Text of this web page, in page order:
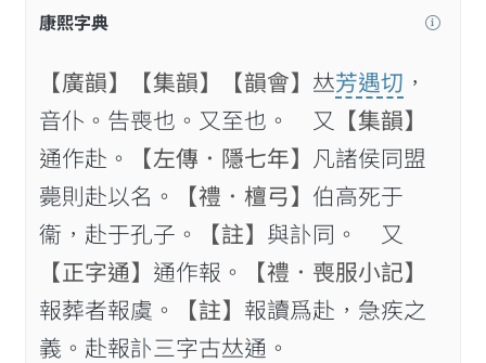
康熙字典
【廣韻】 【集韻】 【韻會】 𠀤芳遇切 ，
音仆。告喪也。又至也。 又
【集韻】
通作赴。
【左傳．隱七年】 凡諸侯同盟
薨則赴以名。
【禮．檀弓】 伯高死于
衞，赴于孔子。
【註】 與訃同。 又
【正字通】 通作報。
【禮．喪服小記】
報葬者報虞。
【註】 報讀爲赴，急疾之
義。赴報訃三字古𠀤通。